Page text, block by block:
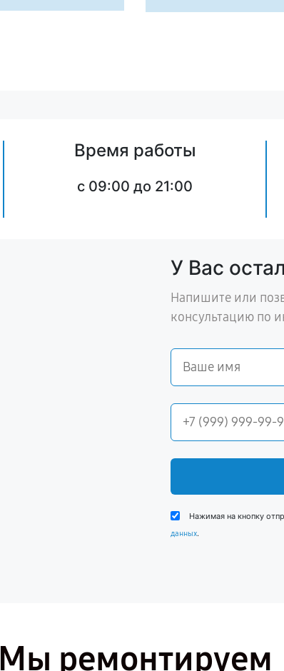
Время работы
c 09:00 до 21:00
У Вас
Напишите или
консультацию по
Нажимая на кнопку
данных.
Мы ремонтируем